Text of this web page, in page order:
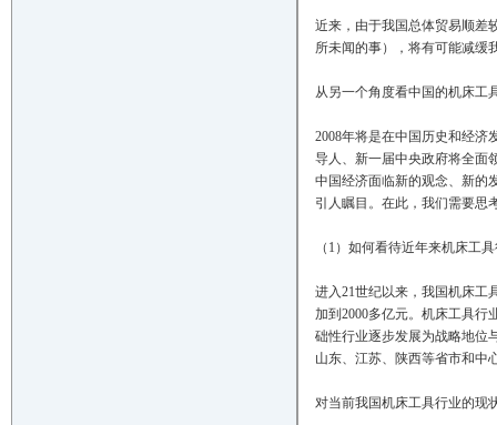
近来，由于我国总体贸易顺差
所未闻的事），将有可能减缓
从另一个角度看中国的机床工
2008年将是在中国历史和经济
导人、新一届中央政府将全面
中国经济面临新的观念、新的
引人瞩目。在此，我们需要思
（1）如何看待近年来机床工
进入21世纪以来，我国机床工
加到2000多亿元。机床工具行
础性行业逐步发展为战略地位
山东、江苏、陕西等省市和中
对当前我国机床工具行业的现